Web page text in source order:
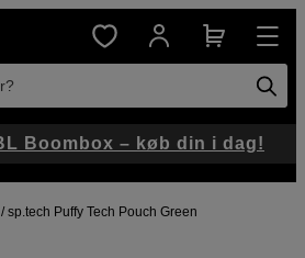
sp.tech Puffy Tech Pouch Green
Boombox – køb din i dag!